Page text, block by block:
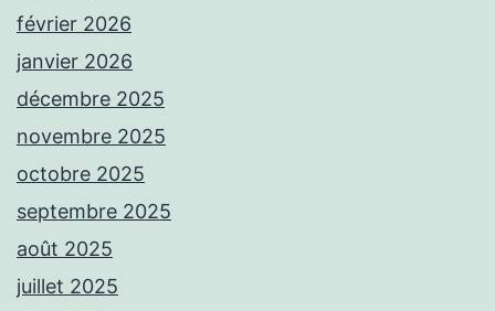
février 2026
janvier 2026
décembre 2025
novembre 2025
octobre 2025
septembre 2025
août 2025
juillet 2025